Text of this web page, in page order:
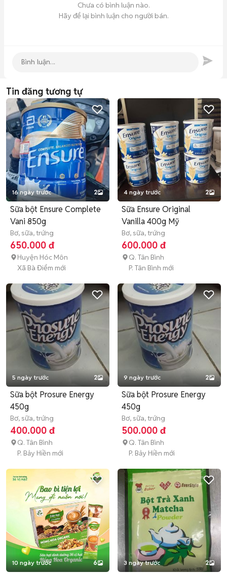
Chưa có bình luận nào.
Hãy để lại bình luận cho người bán.
Tin đăng tương tự
16 ngày trước 2
Sữa bột Ensure Complete
Vani 850g
Bơ, sữa, trứng
650.000 đ
Huyện Hóc Môn
Xã Bà Điểm mới
4 ngày trước 2
Sữa Ensure Original
Vanilla 400g Mỹ
Bơ, sữa, trứng
600.000 đ
Q. Tân Bình
P. Tân Bình mới
5 ngày trước 2
Sữa bột Prosure Energy
450g
Bơ, sữa, trứng
400.000 đ
Q. Tân Bình
P. Bảy Hiền mới
9 ngày trước 2
Sữa bột Prosure Energy
450g
Bơ, sữa, trứng
500.000 đ
Q. Tân Bình
P. Bảy Hiền mới
10 ngày trước 6 3 ngày trước 2